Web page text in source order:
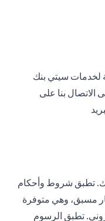
لخدمات سيتي بنك
الاتصال بنا على
تطبق شروط وأحكام
مسبق، وهي متوفرة
تطبق الرسوم